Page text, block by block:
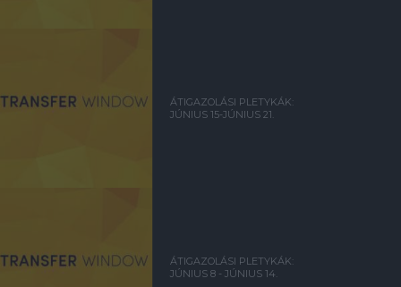
ÁTIGAZOLÁSI PLETYKÁK:
JÚNIUS 15-JÚNIUS 21.
ÁTIGAZOLÁSI PLETYKÁK:
JÚNIUS 8 - JÚNIUS 14.